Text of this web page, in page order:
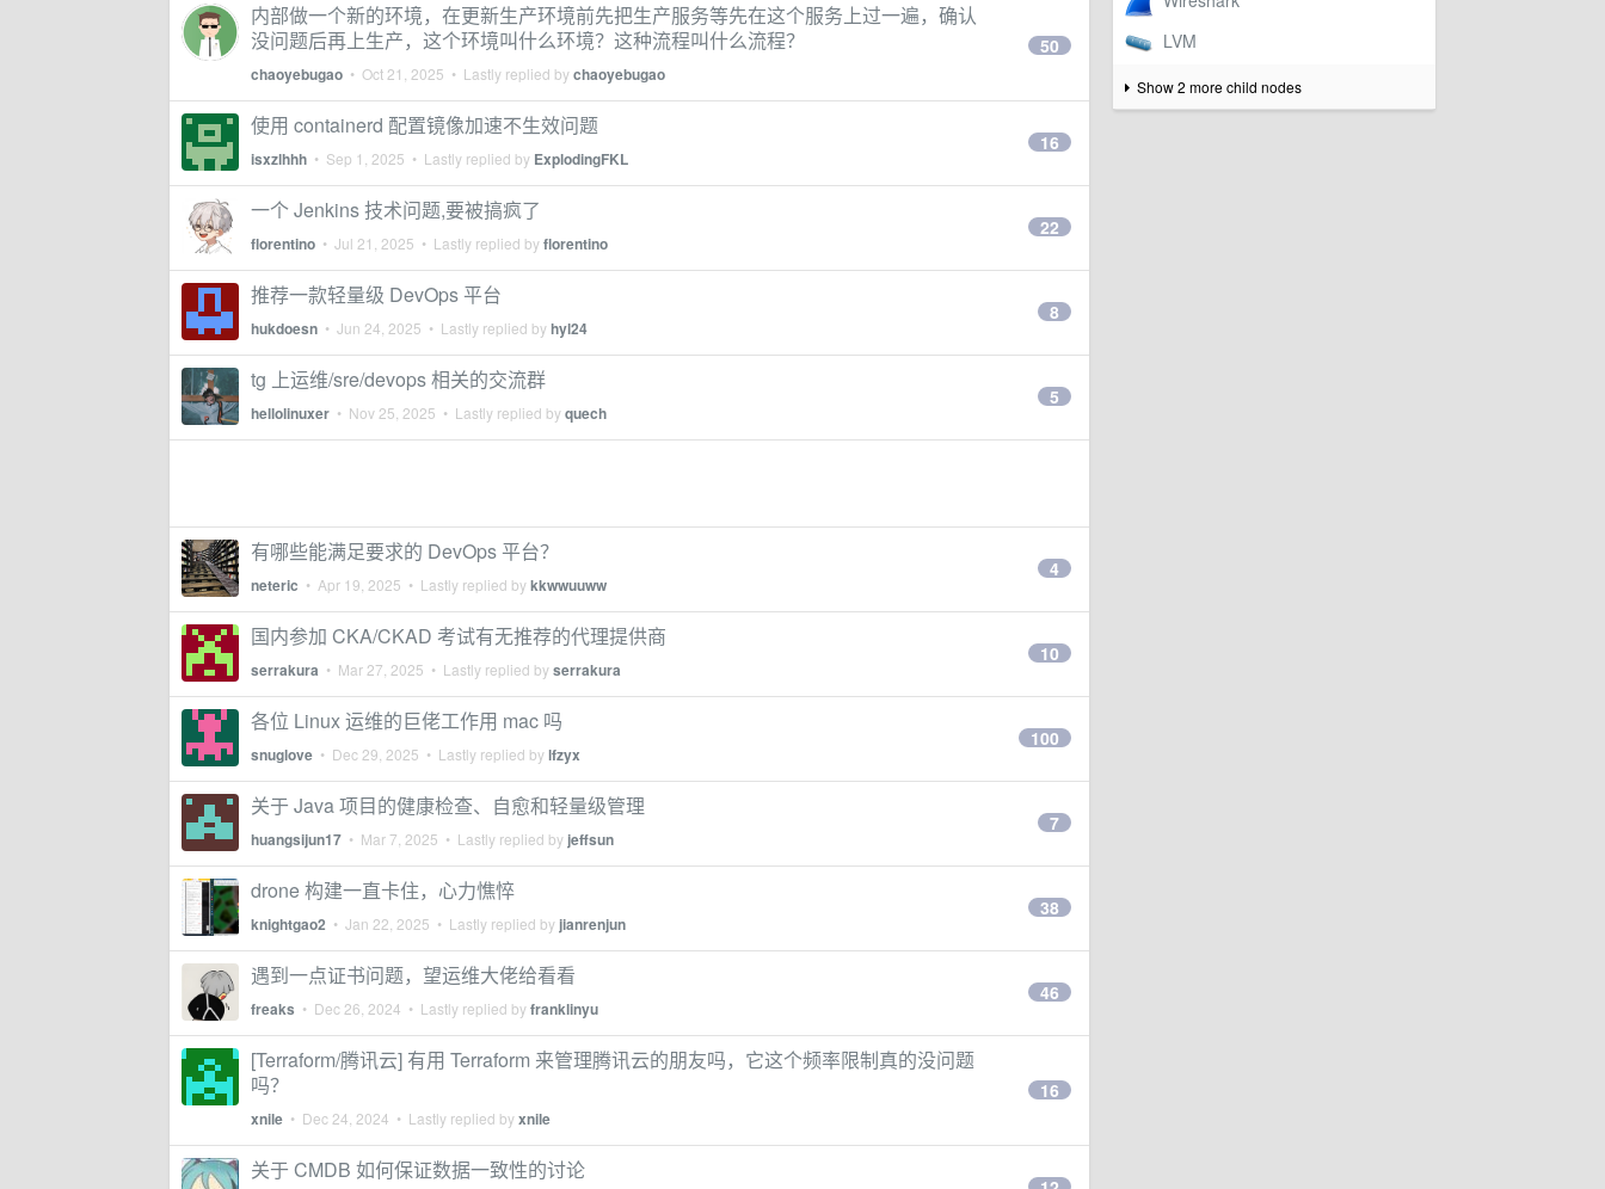
Show 2 more child nodes
内部做一个新的环境，在更新生产环境前先把生产服务等先在这个服务上过一遍，确认
没问题后再上生产，这个环境叫什么环境？这种流程叫什么流程？
chaoyebugao • Oct 21, 2025 • Lastly replied bychaoyebugao
50
使用 containerd 配置镜像加速不生效问题
isxzlhhh • Sep 1, 2025 • Lastly replied by ExplodingFKL
16
一个 Jenkins 技术问题,要被搞疯了
florentino • Jul 21, 2025 • Lastly replied byflorentino
22
推荐一款轻量级 DevOps 平台
hukdoesn • Jun 24, 2025 • Lastly replied byhyl24
8
tg 上运维/sre/devops 相关的交流群
hellolinuxer • Nov 25, 2025 • Lastly replied byquech
5
有哪些能满足要求的 DevOps 平台？
neteric • Apr 19, 2025 • Lastly replied bykkwwuuww
4
国内参加 CKA/CKAD 考试有无推荐的代理提供商
serrakura • Mar 27, 2025 • Lastly replied byserrakura
10
各位 Linux 运维的巨佬工作用 mac 吗
snuglove • Dec 29, 2025 • Lastly replied bylfzyx
100
关于 Java 项目的健康检查、自愈和轻量级管理
huangsijun17 • Mar 7, 2025 • Lastly replied by jeffsun
7
drone 构建一直卡住，心力憔悴
knightgao2 • Jan 22, 2025 • Lastly replied by jianrenjun
38
遇到一点证书问题，望运维大佬给看看
freaks • Dec 26, 2024 • Lastly replied byfranklinyu
46
[Terraform/腾讯云] 有用 Terraform 来管理腾讯云的朋友吗，它这个频率限制真的没问题
吗？
xnile • Dec 24, 2024 • Lastly replied byxnile
16
关于 CMDB 如何保证数据一致性的讨论